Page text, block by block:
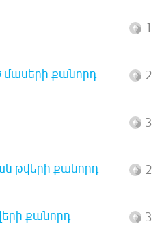
1
քանորդ 2
3
թվերի քանորդ 2
քանորդ 3